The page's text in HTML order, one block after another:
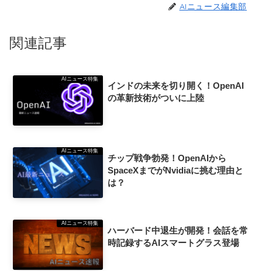
AIニュース編集部
関連記事
AIニュース特集
インドの未来を切り開く！OpenAI
の革新技術がついに上陸
AIニュース特集
チップ戦争勃発！OpenAIから
SpaceXまでがNvidiaに挑む理由と
は？
AIニュース特集
ハーバード中退生が開発！会話を常
時記録するAIスマートグラス登場